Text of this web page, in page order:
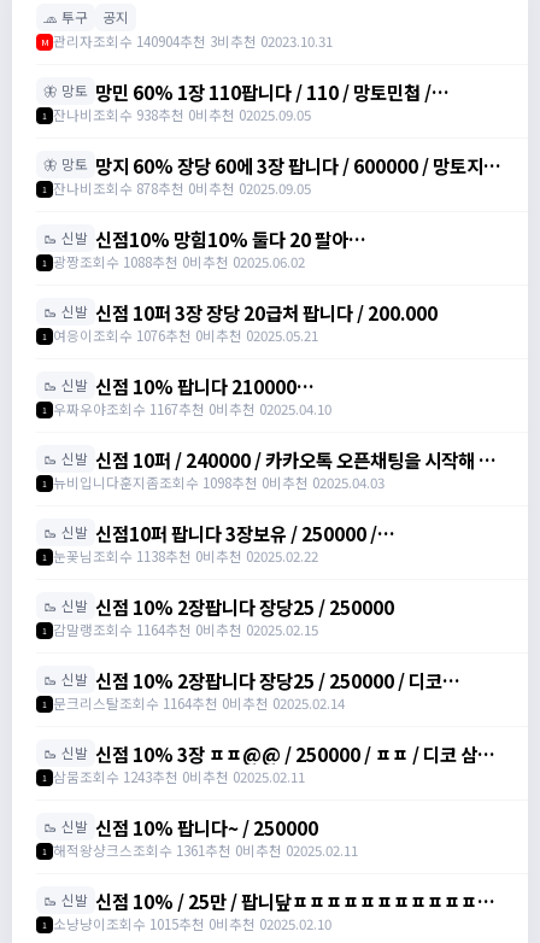
🧢 투구 공지
M 관리자조회수 140904추천 3비추천 02023.10.31
🦋 망토 망민 60% 1장 110팝니다 / 110 / 망토민첩 /
https://open.kakao.com/o/svY6joQh
1 잔나비조회수 938추천 0비추천 02025.09.05
🦋 망토 망지 60% 장당 60에 3장 팝니다 / 600000 / 망토지력
주문서 / https://open.kakao.com/o/svY6joQh
1 잔나비조회수 878추천 0비추천 02025.09.05
🥾 신발 신점10% 망힘10% 둘다 20 팔아
요/https://open.kakao.com/o/s3bLwqtf /
1 광짱조회수 1088추천 0비추천 02025.06.02
🥾 신발 신점 10퍼 3장 장당 20급처 팝니다 / 200.000
1 여응이조회수 1076추천 0비추천 02025.05.21
🥾 신발 신점 10% 팝니다 210000
https://open.kakao.com/o/sXJxSqqh /
https://open.kakao.com/o/sXJxSqqh
1 우짜우야조회수 1167추천 0비추천 02025.04.10
🥾 신발 신점 10퍼 / 240000 / 카카오톡 오픈채팅을 시작해 보
세요. 링크를 선택하면 카카오톡이 실행됩니다. 신점10
https://open.kakao.com/o/sNNXpeph
1 뉴비입니다훈지좀조회수 1098추천 0비추천 02025.04.03
🥾 신발 신점10퍼 팝니다 3장보유 / 250000 /
https://open.kakao.com/o/sbVSLshh
1 눈꽃님조회수 1138추천 0비추천 02025.02.22
🥾 신발 신점 10% 2장팝니다 장당25 / 250000
1 감말랭조회수 1164추천 0비추천 02025.02.15
🥾 신발 신점 10% 2장팝니다 장당25 / 250000 / 디코
moonssue_14660
1 문크리스탈조회수 1164추천 0비추천 02025.02.14
🥾 신발 신점 10% 3장 ㅍㅍ@@ / 250000 / ㅍㅍ / 디코 삼뭄
#3153 추가 메세지 주세여
1 삼뭄조회수 1243추천 0비추천 02025.02.11
🥾 신발 신점 10% 팝니다~ / 250000
1 해적왕샹크스조회수 1361추천 0비추천 02025.02.11
🥾 신발 신점 10% / 25만 / 팝니닾ㅍㅍㅍㅍㅍㅍㅍㅍㅍㅍㅍㅍ
/ https://open.kakao.com/o/sbuYXofh
1 소냥냥이조회수 1015추천 0비추천 02025.02.10